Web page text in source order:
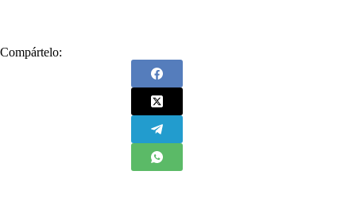
Compártelo: